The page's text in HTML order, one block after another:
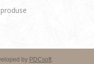
by PDCsoft.